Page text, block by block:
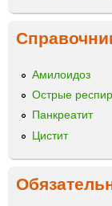
Амилоидоз
Острые
Панкреатит
Цистит